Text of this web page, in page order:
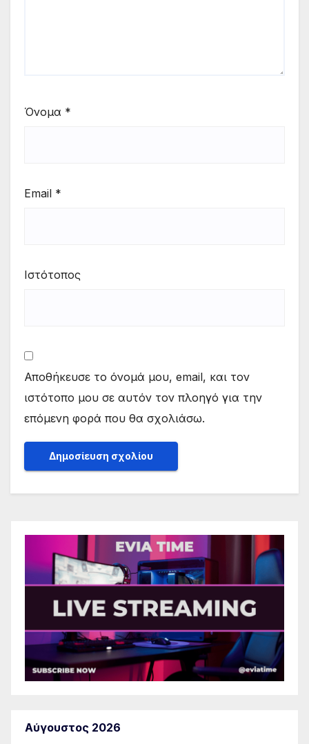
Όνομα *
Email *
Ιστότοπος
Αποθήκευσε το όνομά μου, email, και τον
ιστότοπο μου σε αυτόν τον πλοηγό για την
επόμενη φορά που θα σχολιάσω.
Αύγουστος 2026